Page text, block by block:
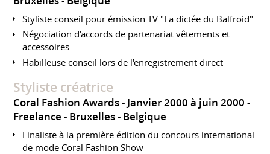
Styliste conseil pour émission TV "La dictée du Balfroid"
Négociation d'accords de partenariat vêtements et
accessoires
Habilleuse conseil lors de l'enregistrement direct
Styliste créatrice
Coral Fashion Awards
Janvier 2000 à juin 2000
Freelance
Bruxelles Belgique
Finaliste à la première édition du concours international
de mode Coral Fashion Show